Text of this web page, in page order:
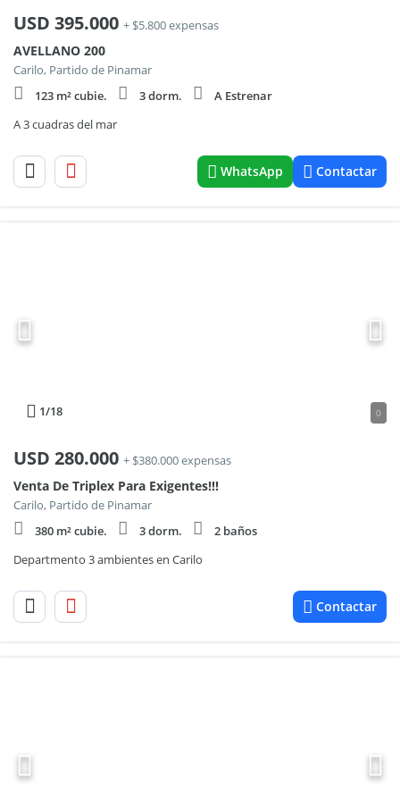
USD 395.000 + $5.800 expensas
AVELLANO 200
Carilo, Partido de Pinamar
123 m² cubie.
3 dorm.
A Estrenar
A 3 cuadras del mar
WhatsApp Contactar
1/18 0
USD 280.000 + $380.000 expensas
Venta De Triplex Para Exigentes!!!
Carilo, Partido de Pinamar
380 m² cubie.
3 dorm.
2 baños
Departmento 3 ambientes en Carilo
Contactar